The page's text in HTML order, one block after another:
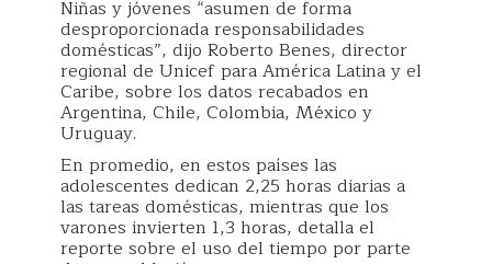
Niñas y jóvenes “asumen de forma
desproporcionada responsabilidades
domésticas”, dijo Roberto Benes, director
regional de Unicef para América Latina y el
Caribe, sobre los datos recabados en
Argentina, Chile, Colombia, México y
Uruguay.
En promedio, en estos países las
adolescentes dedican 2,25 horas diarias a
las tareas domésticas, mientras que los
varones invierten 1,3 horas, detalla el
reporte sobre el uso del tiempo por parte